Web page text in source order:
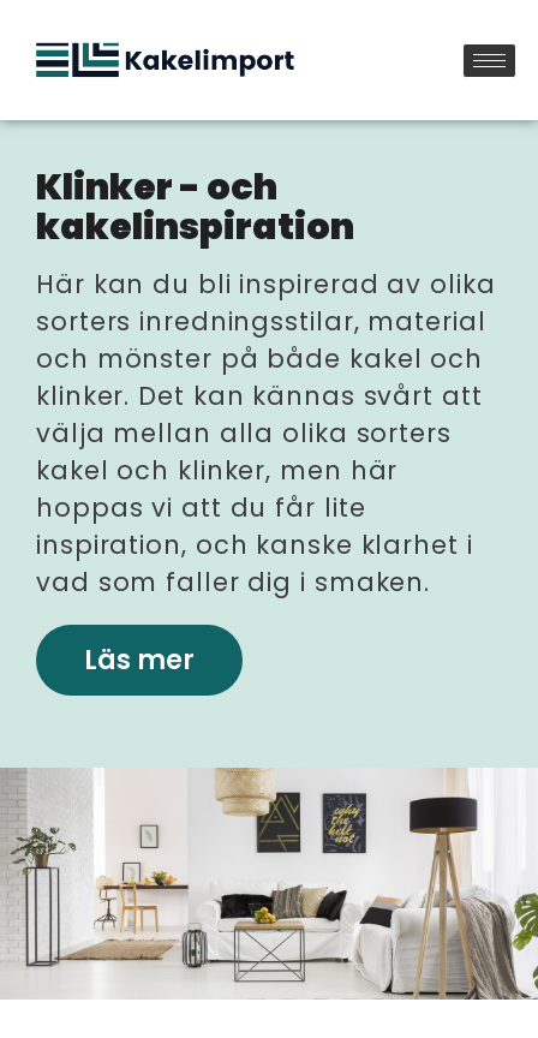
Klinker - och
kakelinspiration
Här kan du bli inspirerad av olika
sorters inredningsstilar, material
och mönster på både kakel och
klinker. Det kan kännas svårt att
välja mellan alla olika sorters
kakel och klinker, men här
hoppas vi att du får lite
inspiration, och kanske klarhet i
vad som faller dig i smaken.
Läs mer